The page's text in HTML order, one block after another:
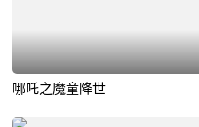
哪吒之魔童降世